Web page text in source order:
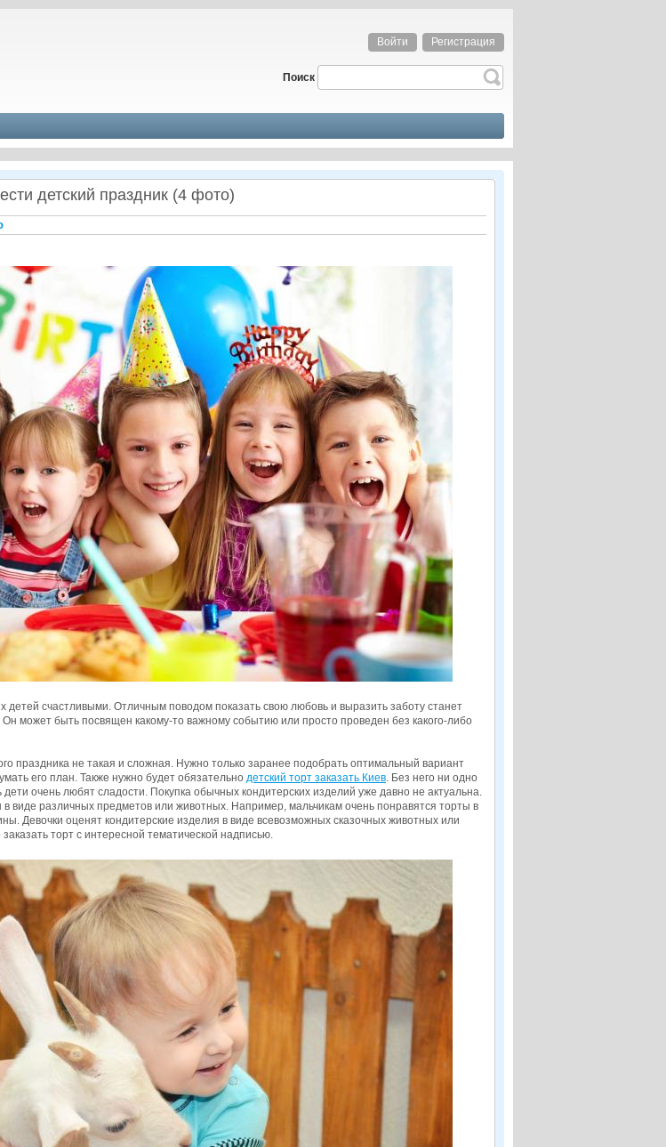
Войти Регистрация
Поиск
детский праздник (4 фото)
детей счастливыми. Отличным поводом показать свою любовь и выразить заботу станет
Он может быть посвящен какому-то важному событию или просто проведен без какого-либо
праздника не такая и сложная. Нужно только заранее подобрать оптимальный вариант
его план. Также нужно будет обязательно детский торт заказать Киев. Без него ни одно
очень любят сладости. Покупка обычных кондитерских изделий уже давно не актуальна.
виде различных предметов или животных. Например, мальчикам очень понравятся торты в
Девочки оценят кондитерские изделия в виде всевозможных сказочных животных или
торт с интересной тематической надписью.